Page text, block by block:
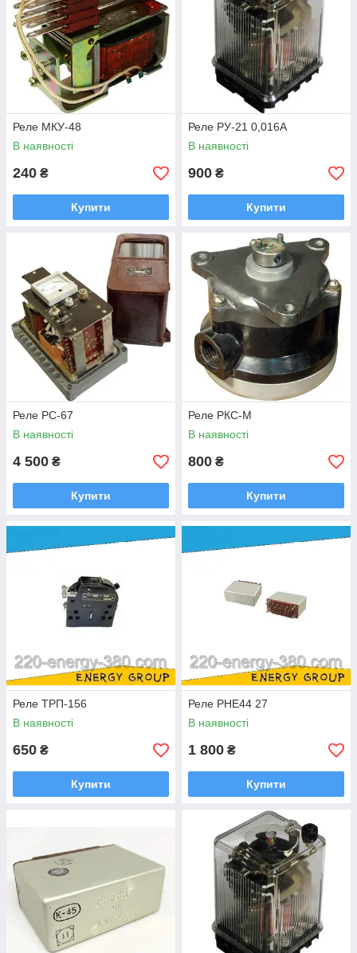
Реле МКУ-48
В наявності
240 ₴
Купити
Реле РУ-21 0,016А
В наявності
900 ₴
Купити
Реле РС-67
В наявності
4 500 ₴
Купити
Реле РКС-М
В наявності
800 ₴
Купити
Реле ТРП-156
В наявності
650 ₴
Купити
Реле РНЕ44 27
В наявності
1 800 ₴
Купити